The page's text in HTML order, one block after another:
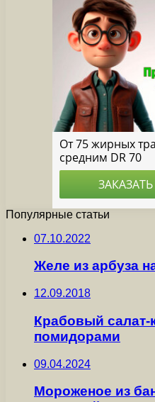
Популярные статьи
07.10.2022
Желе из арбуза
12.09.2018
Крабовый салат-
помидорами
09.04.2024
Мороженое из